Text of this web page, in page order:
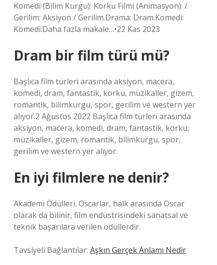
Komedi (Bilim Kurgu): Korku Filmi (Animasyon). /
Gerilim: Aksiyon / Gerilim.Drama: Dram.Komedi:
Komedi.Daha fazla makale…•22 Kas 2023
Dram bir film türü mü?
Başlıca film türleri arasında aksiyon, macera,
komedi, dram, fantastik, korku, müzikaller, gizem,
romantik, bilimkurgu, spor, gerilim ve western yer
alıyor.2 Ağustos 2022 Başlıca film türleri arasında
aksiyon, macera, komedi, dram, fantastik, korku,
müzikaller, gizem, romantik, bilimkurgu, spor,
gerilim ve western yer alıyor.
En iyi filmlere ne denir?
Akademi Ödülleri. Oscarlar, halk arasında Oscar
olarak da bilinir, film endüstrisindeki sanatsal ve
teknik başarılara verilen ödüllerdir.
Tavsiyeli Bağlantılar: Aşkın Gerçek Anlamı Nedir